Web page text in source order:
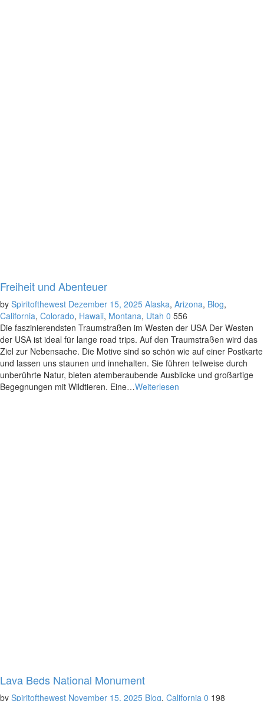
Freiheit und Abenteuer
by Spiritofthewest Dezember 15, 2025 Alaska, Arizona, Blog,
California, Colorado, Hawaii, Montana, Utah 0 556
Die faszinierendsten Traumstraßen im Westen der USA Der Westen
der USA ist ideal für lange road trips. Auf den Traumstraßen wird das
Ziel zur Nebensache. Die Motive sind so schön wie auf einer Postkarte
und lassen uns staunen und innehalten. Sie führen teilweise durch
unberührte Natur, bieten atemberaubende Ausblicke und großartige
Begegnungen mit Wildtieren. Eine…Weiterlesen
Lava Beds National Monument
by Spiritofthewest November 15, 2025 Blog, California 0 198